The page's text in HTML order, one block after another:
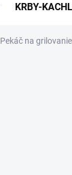
KRBY-
Pekáč na